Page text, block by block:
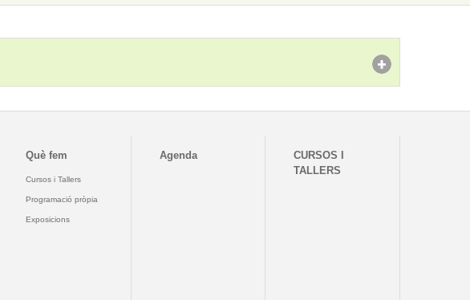
Què fem
Cursos i Tallers
Programació pròpia
Exposicions
Agenda
CURSOS I
TALLERS